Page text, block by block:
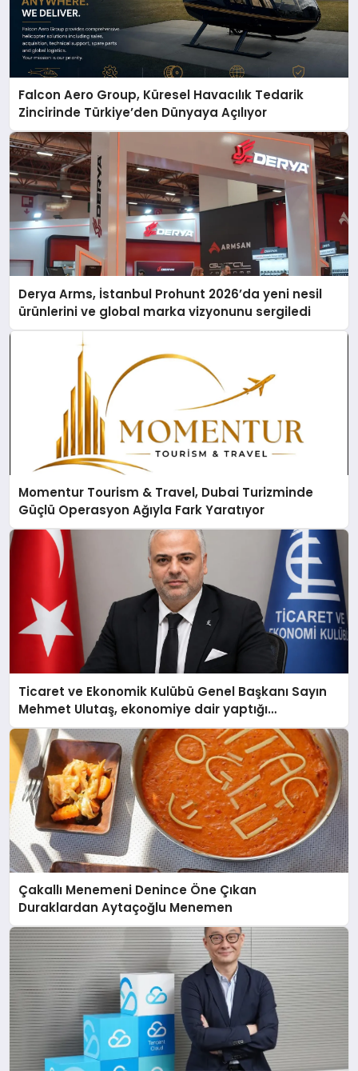
Falcon Aero Group, Küresel Havacılık Tedarik
Zincirinde Türkiye’den Dünyaya Açılıyor
Derya Arms, İstanbul Prohunt 2026’da yeni nesil
ürünlerini ve global marka vizyonunu sergiledi
Momentur Tourism & Travel, Dubai Turizminde
Güçlü Operasyon Ağıyla Fark Yaratıyor
Ticaret ve Ekonomik Kulübü Genel Başkanı Sayın
Mehmet Ulutaş, ekonomiye dair yaptığı
açıklamada şunları kaydetti:
Çakallı Menemeni Denince Öne Çıkan
Duraklardan Aytaçoğlu Menemen